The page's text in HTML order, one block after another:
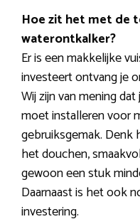
Hoe zit het met de
waterontkalker?
Er is een makkelijke
investeert ontvang je
Wij zijn van mening
moet installeren voor
gebruiksgemak. Denk
het douchen,
gewoon een stuk
Daarnaast is het ook
investering.